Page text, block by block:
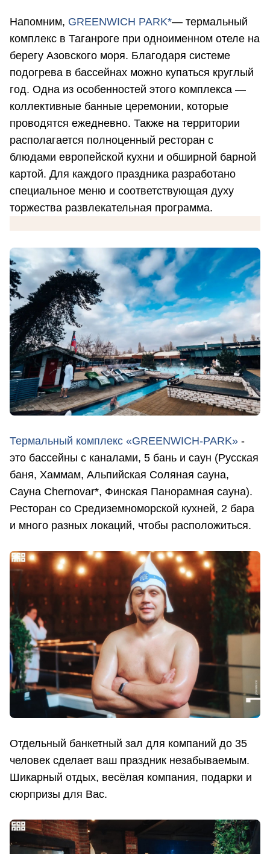
Напомним, GREENWICH PARK*— термальный
комплекс в Таганроге при одноименном отеле на
берегу Азовского моря. Благодаря системе
подогрева в бассейнах можно купаться круглый
год. Одна из особенностей этого комплекса —
коллективные банные церемонии, которые
проводятся ежедневно. Также на территории
располагается полноценный ресторан с
блюдами европейской кухни и обширной барной
картой. Для каждого праздника разработано
специальное меню и соответствующая духу
торжества развлекательная программа.
Термальный комплекс «GREENWICH-PARK» -
это бассейны с каналами, 5 бань и саун (Русская
баня, Хаммам, Альпийская Соляная сауна,
Сауна Chernovar*, Финская Панорамная сауна).
Ресторан со Средиземноморской кухней, 2 бара
и много разных локаций, чтобы расположиться.
Отдельный банкетный зал для компаний до 35
человек сделает ваш праздник незабываемым.
Шикарный отдых, весёлая компания, подарки и
сюрпризы для Вас.